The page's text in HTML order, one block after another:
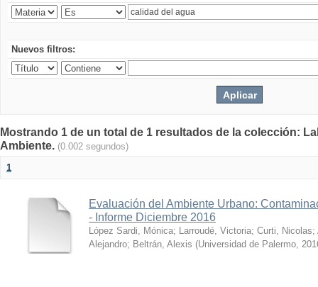
Nuevos filtros:
Mostrando 1 de un total de 1 resultados de la colección:
Ambiente. (0.002 segundos)
1
Evaluación del Ambiente Urbano:
- Informe Diciembre 2016
López Sardi, Mónica; Larroudé, Victoria; Curti, Nicolas;
Alejandro; Beltrán, Alexis (Universidad de Palermo,